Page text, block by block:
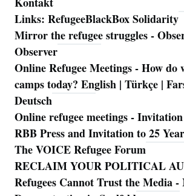
Links: RefugeeBlackBox Solidarity
Mirror the refugee struggles -
Observer
Online Refugee Meetings - How do
camps today? English | Türkçe |
Deutsch
Online refugee meetings -
RBB Press and Invitation to 25
The VOICE Refugee Forum
RECLAIM YOUR POLITICAL
Refugees Cannot Trust the Media -